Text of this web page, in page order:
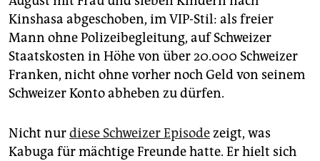
Kinshasa abgeschoben, im VIP-Stil: als freier
Mann ohne Polizeibegleitung, auf Schweizer
Staatskosten in Höhe von über 20.000 Schweizer
Franken, nicht ohne vorher noch Geld von seinem
Schweizer Konto abheben zu dürfen.
Nicht nurdiese Schweizer Episodezeigt, was
Kabuga für mächtige Freunde hatte. Er hielt sich